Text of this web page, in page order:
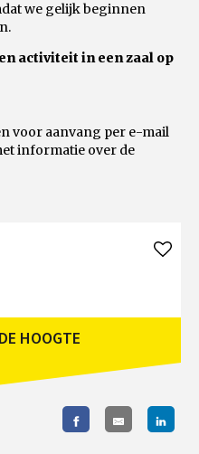
we gelijk beginnen
activiteit in een zaal op
voor aanvang per e-mail
informatie over de
HOOGTE